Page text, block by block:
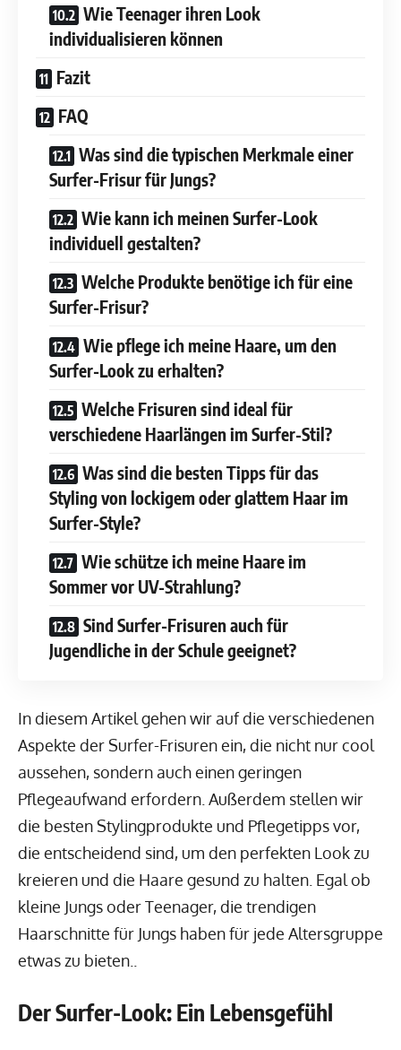
Wie Teenager ihren Look
individualisieren können
Fazit
FAQ
Was sind die typischen Merkmale einer
Surfer-Frisur für Jungs?
Wie kann ich meinen Surfer-Look
individuell gestalten?
Welche Produkte benötige ich für eine
Surfer-Frisur?
Wie pflege ich meine Haare, um den
Surfer-Look zu erhalten?
Welche Frisuren sind ideal für
verschiedene Haarlängen im Surfer-Stil?
Was sind die besten Tipps für das
Styling von lockigem oder glattem Haar im
Surfer-Style?
Wie schütze ich meine Haare im
Sommer vor UV-Strahlung?
Sind Surfer-Frisuren auch für
Jugendliche in der Schule geeignet?
In diesem Artikel gehen wir auf die verschiedenen
Aspekte der Surfer-Frisuren ein, die nicht nur cool
aussehen, sondern auch einen geringen
Pflegeaufwand erfordern. Außerdem stellen wir
die besten Stylingprodukte und Pflegetipps vor,
die entscheidend sind, um den perfekten Look zu
kreieren und die Haare gesund zu halten. Egal ob
kleine Jungs oder Teenager, die trendigen
Haarschnitte für Jungs haben für jede Altersgruppe
etwas zu bieten..
Der Surfer-Look: Ein Lebensgefühl